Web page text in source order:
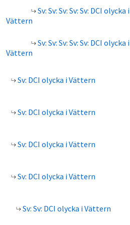
Sv: Sv: Sv: Sv: Sv: DCI olycka i
Vättern
Sv: Sv: Sv: Sv: Sv: DCI olycka i
Vättern
Sv: DCI olycka i Vättern
Sv: DCI olycka i Vättern
Sv: DCI olycka i Vättern
Sv: DCI olycka i Vättern
Sv: Sv: DCI olycka i Vättern